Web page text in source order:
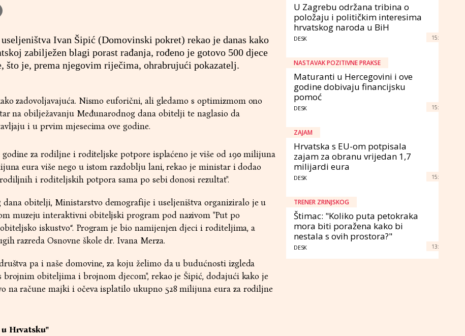
Ivan Šipić (Domovinski pokret) rekao je danas kako
zabilježen blagi porast rađanja, rođeno je gotovo 500 djece
što je, prema njegovim riječima, ohrabrujući pokazatelj.
zadovoljavajuća. Nismo euforični, ali gledamo s optimizmom ono
na obilježavanju Međunarodnog dana obitelji te naglasio da
i u prvim mjesecima ove godine.
godine za rodiljne i roditeljske potpore isplaćeno je više od 190 milijuna
eura više nego u istom razdoblju lani, rekao je ministar i dodao
i roditeljskih potpora sama po sebi donosi rezultat".
dana obitelji, Ministarstvo demografije i useljeništva organiziralo je u
muzeju interaktivni obiteljski program pod nazivom "Put po
iskustvo“. Program je bio namijenjen djeci i roditeljima, a
razreda Osnovne škole dr. Ivana Merza.
pa i naše domovine, za koju želimo da u budućnosti izgleda
brojnim obiteljima i brojnom djecom", rekao je Šipić, dodajući kako je
na račune majki i očeva isplatilo ukupno 528 milijuna eura za rodiljne
Hrvatsku"
U Zagrebu održana tribina o
položaju i političkim interesima
hrvatskog naroda u BiH
DESK 15:
NASTAVAK POZITIVNE PRAKSE
Maturanti u Hercegovini i ove
godine dobivaju financijsku
pomoć
DESK 15:
ZAJAM
Hrvatska s EU-om potpisala
zajam za obranu vrijedan 1,7
milijardi eura
DESK 15:
TRENER ZRINJSKOG
Štimac: "Koliko puta petokraka
mora biti poražena kako bi
nestala s ovih prostora?"
DESK 13: